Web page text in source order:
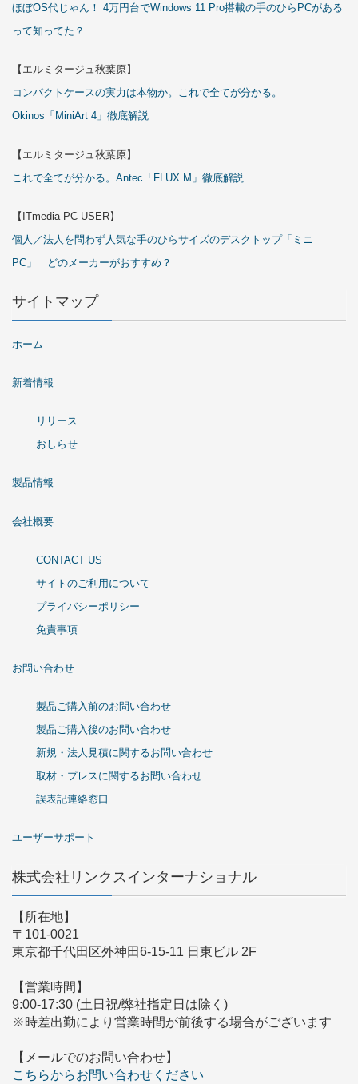
ほぼOS代じゃん！ 4万円台でWindows 11 Pro搭載の手のひらPCがある
って知ってた？
【エルミタージュ秋葉原】
コンパクトケースの実力は本物か。これで全てが分かる。
Okinos「MiniArt 4」徹底解説
【エルミタージュ秋葉原】
これで全てが分かる。Antec「FLUX M」徹底解説
【ITmedia PC USER】
個人／法人を問わず人気な手のひらサイズのデスクトップ「ミニ
PC」 どのメーカーがおすすめ？
サイトマップ
ホーム
新着情報
リリース
おしらせ
製品情報
会社概要
CONTACT US
サイトのご利用について
プライバシーポリシー
免責事項
お問い合わせ
製品ご購入前のお問い合わせ
製品ご購入後のお問い合わせ
新規・法人見積に関するお問い合わせ
取材・プレスに関するお問い合わせ
誤表記連絡窓口
ユーザーサポート
株式会社リンクスインターナショナル
【所在地】
〒101-0021
東京都千代田区外神田6-15-11 日東ビル 2F
【営業時間】
9:00-17:30 (土日祝/弊社指定日は除く)
※時差出勤により営業時間が前後する場合がございます
【メールでのお問い合わせ】
こちらからお問い合わせください